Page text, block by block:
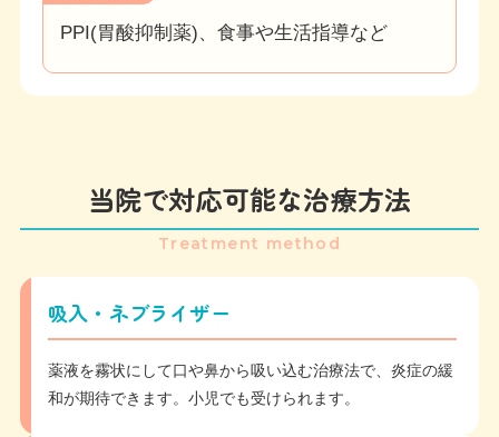
PPI(胃酸抑制薬)、食事や生活指導など
当院で対応可能な治療方法
Treatment method
吸入・ネブライザー
薬液を霧状にして口や鼻から吸い込む治療法で、炎症の緩
和が期待できます。小児でも受けられます。